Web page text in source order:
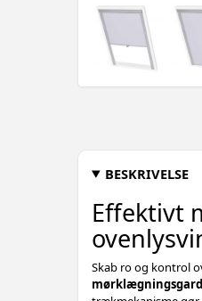
BESKRIVELSE
Effektivt
Skab ro og kontrol